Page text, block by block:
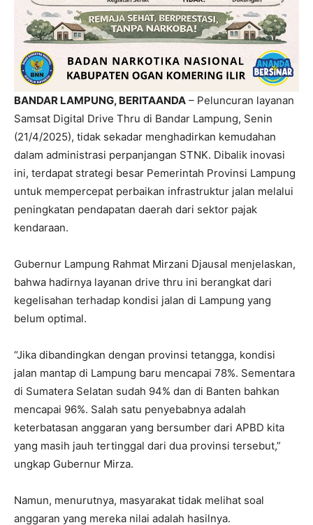
BANDAR LAMPUNG, BERITAANDA – Peluncuran layanan
Samsat Digital Drive Thru di Bandar Lampung, Senin
(21/4/2025), tidak sekadar menghadirkan kemudahan
dalam administrasi perpanjangan STNK. Dibalik inovasi
ini, terdapat strategi besar Pemerintah Provinsi Lampung
untuk mempercepat perbaikan infrastruktur jalan melalui
peningkatan pendapatan daerah dari sektor pajak
kendaraan.
Gubernur Lampung Rahmat Mirzani Djausal menjelaskan,
bahwa hadirnya layanan drive thru ini berangkat dari
kegelisahan terhadap kondisi jalan di Lampung yang
belum optimal.
“Jika dibandingkan dengan provinsi tetangga, kondisi
jalan mantap di Lampung baru mencapai 78%. Sementara
di Sumatera Selatan sudah 94% dan di Banten bahkan
mencapai 96%. Salah satu penyebabnya adalah
keterbatasan anggaran yang bersumber dari APBD kita
yang masih jauh tertinggal dari dua provinsi tersebut,”
ungkap Gubernur Mirza.
Namun, menurutnya, masyarakat tidak melihat soal
anggaran yang mereka nilai adalah hasilnya.